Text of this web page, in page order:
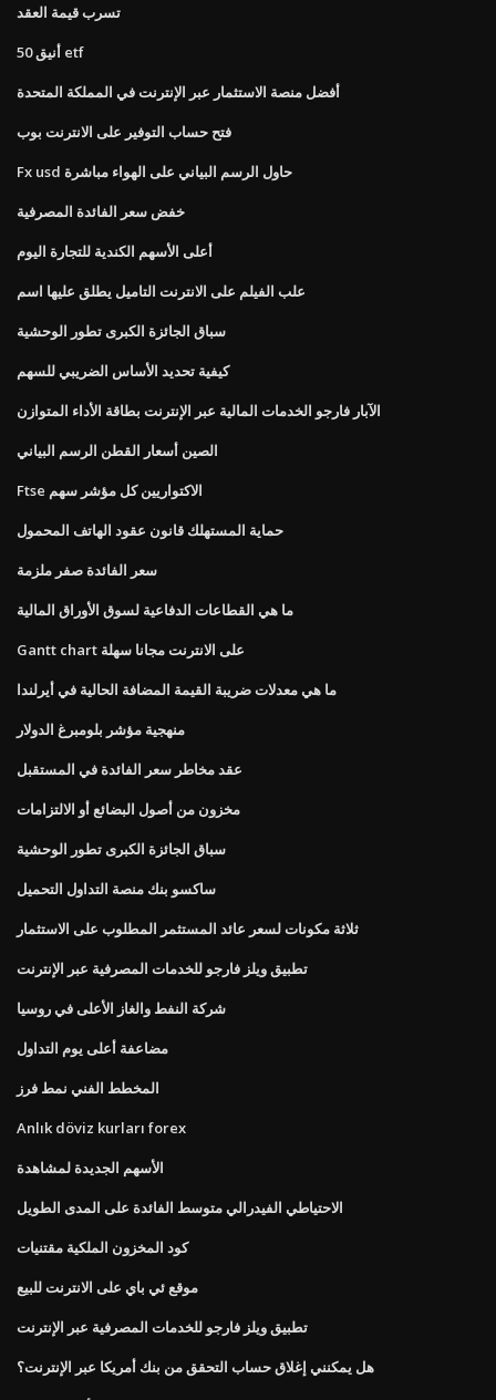
تسرب قيمة العقد
أنيق 50 etf
أفضل منصة الاستثمار عبر الإنترنت في المملكة المتحدة
فتح حساب التوفير على الانترنت بوب
Fx usd حاول الرسم البياني على الهواء مباشرة
خفض سعر الفائدة المصرفية
أعلى الأسهم الكندية للتجارة اليوم
علب الفيلم على الانترنت التاميل يطلق عليها اسم
سباق الجائزة الكبرى تطور الوحشية
كيفية تحديد الأساس الضريبي للسهم
الآبار فارجو الخدمات المالية عبر الإنترنت بطاقة الأداء المتوازن
الصين أسعار القطن الرسم البياني
Ftse الاكتواريين كل مؤشر سهم
حماية المستهلك قانون عقود الهاتف المحمول
سعر الفائدة صفر ملزمة
ما هي القطاعات الدفاعية لسوق الأوراق المالية
Gantt chart على الانترنت مجانا سهلة
ما هي معدلات ضريبة القيمة المضافة الحالية في أيرلندا
منهجية مؤشر بلومبرغ الدولار
عقد مخاطر سعر الفائدة في المستقبل
مخزون من أصول البضائع أو الالتزامات
سباق الجائزة الكبرى تطور الوحشية
ساكسو بنك منصة التداول التحميل
ثلاثة مكونات لسعر عائد المستثمر المطلوب على الاستثمار
تطبيق ويلز فارجو للخدمات المصرفية عبر الإنترنت
شركة النفط والغاز الأعلى في روسيا
مضاعفة أعلى يوم التداول
المخطط الفني نمط فرز
Anlık döviz kurları forex
الأسهم الجديدة لمشاهدة
الاحتياطي الفيدرالي متوسط ​​الفائدة على المدى الطويل
كود المخزون الملكية مقتنيات
موقع ئي باي على الانترنت للبيع
تطبيق ويلز فارجو للخدمات المصرفية عبر الإنترنت
هل يمكنني إغلاق حساب التحقق من بنك أمريكا عبر الإنترنت؟